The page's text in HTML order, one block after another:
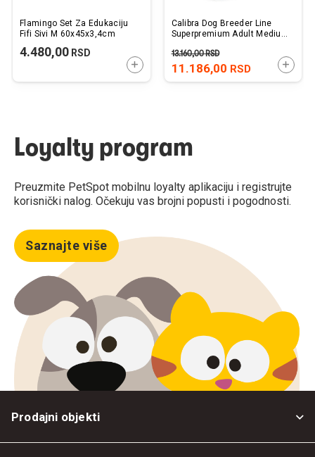
Flamingo Set Za Edukaciju
Fifi Sivi M 60x45x3,4cm
4.480,00 RSD
DODAJTE U KORPU
Calibra Dog Breeder Line
Superpremium Adult Medium
11.186,00 RSD
13.160,00RSD
Loyalty program
Preuzmite PetSpot mobilnu loyalty aplikaciju i registrujte
korisnički nalog. Očekuju vas brojni popusti i pogodnosti.
Saznajte više
Prodajni objekti